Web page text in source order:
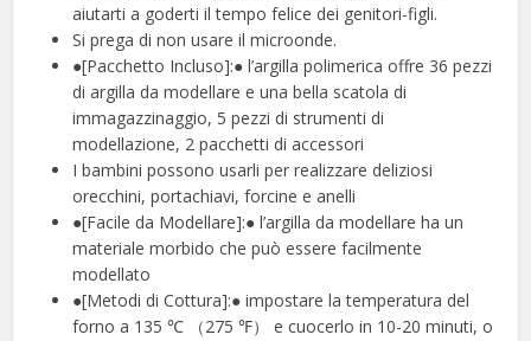
aiutarti a goderti il tempo felice dei genitori-figli.
Si prega di non usare il microonde.
●[Pacchetto Incluso]:● l’argilla polimerica offre 36 pezzi
di argilla da modellare e una bella scatola di
immagazzinaggio, 5 pezzi di strumenti di
modellazione, 2 pacchetti di accessori
I bambini possono usarli per realizzare deliziosi
orecchini, portachiavi, forcine e anelli
●[Facile da Modellare]:● l’argilla da modellare ha un
materiale morbido che può essere facilmente
modellato
●[Metodi di Cottura]:● impostare la temperatura del
forno a 135 ℃ （275 ℉） e cuocerlo in 10-20 minuti, o